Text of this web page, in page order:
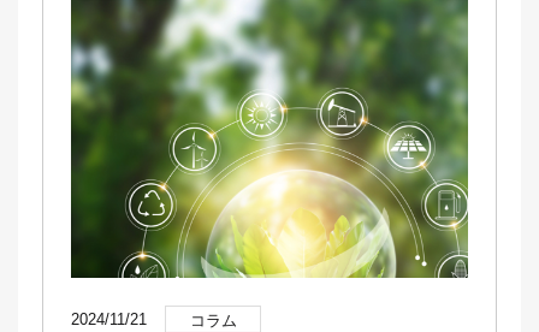
2024/11/21 コラム